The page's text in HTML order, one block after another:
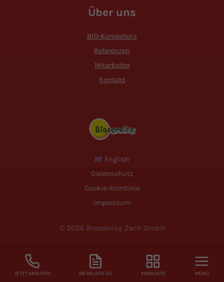
Über uns
BIO-Kompetenz
Referenzen
Mitarbeiter
Kontakt
English
Datenschutz
Cookie-Richtlinie
Impressum
© 2026 Bioservice Zach GmbH
JETZT ANRUFEN MERKLISTE (0) PRODUKTE MENÜ